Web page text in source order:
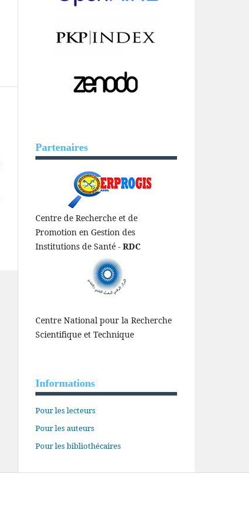
Partenaires
Centre de Recherche et de
Promotion en Gestion des
Institutions de Santé - RDC
Centre National pour la Recherche
Scientifique et Technique
Informations
Pour les lecteurs
Pour les auteurs
Pour les bibliothécaires